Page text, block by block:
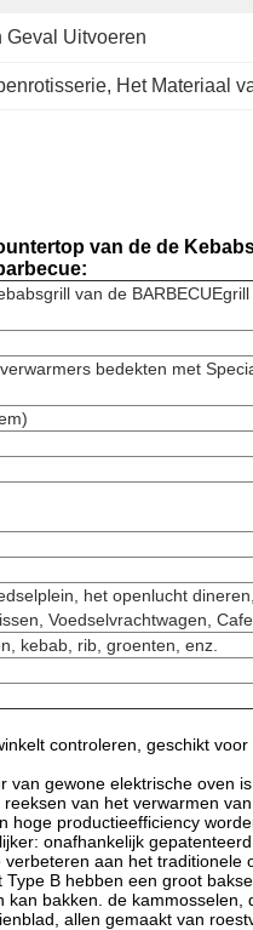
Geval Uitvoeren
, Het Materiaal
van de de
van de
bedekten met
het openlucht dineren,
Voedselvrachtwagen,
kebab, rib, groenten, enz.
controleren, geschikt
gewone elektrische oven
van het verwarmen
productieefficiency
onafhankelijk
aan het traditionele
B hebben een groot
bakken. de
allen gemaakt van